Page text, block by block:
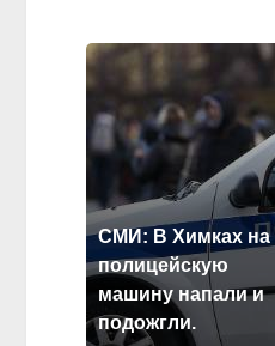
СМИ: В Химках на
полицейскую
машину напали и
подожгли.